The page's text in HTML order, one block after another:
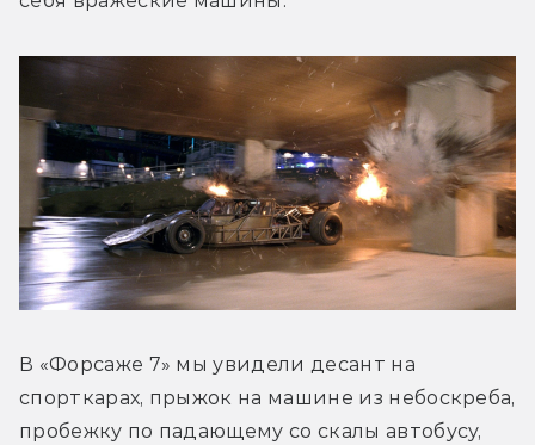
В «Форсаже 7» мы увидели десант на
спорткарах, прыжок на машине из небоскреба,
пробежку по падающему со скалы автобусу,